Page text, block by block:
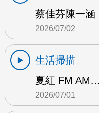
蔡佳芬陳一涵
2026/07/02
生活掃描
夏紅 FM AM…
2026/07/01